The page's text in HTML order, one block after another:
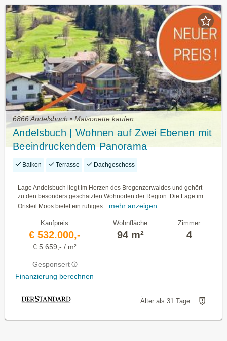
6866 Andelsbuch • Maisonette kaufen
Andelsbuch | Wohnen auf Zwei Ebenen mit
Beeindruckendem Panorama
Balkon Terrasse Dachgeschoss
Lage Andelsbuch liegt im Herzen des Bregenzerwaldes und gehört
zu den besonders geschätzten Wohnorten der Region. Die Lage im
Ortsteil Moos bietet ein ruhiges...
mehr anzeigen
Kaufpreis
€ 532.000,-
€ 5.659,- / m²
Gesponsert
Finanzierung berechnen
Wohnfläche
94 m²
Zimmer
4
Älter als 31 Tage